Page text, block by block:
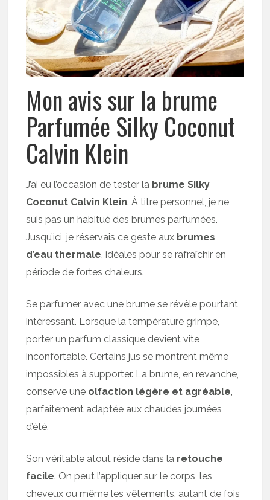
Mon avis sur la brume
Parfumée Silky Coconut
Calvin Klein
J’ai eu l’occasion de tester la brume Silky
Coconut Calvin Klein. À titre personnel, je ne
suis pas un habitué des brumes parfumées.
Jusqu’ici, je réservais ce geste aux brumes
d’eau thermale , idéales pour se rafraîchir en
période de fortes chaleurs.
Se parfumer avec une brume se révèle pourtant
intéressant. Lorsque la température grimpe,
porter un parfum classique devient vite
inconfortable. Certains jus se montrent même
impossibles à supporter. La brume, en revanche,
conserve une olfaction légère et agréable
parfaitement adaptée aux chaudes journées
d’été.
Son véritable atout réside dans la retouche
facile. On peut l’appliquer sur le corps, les
cheveux ou même les vêtements, autant de fois